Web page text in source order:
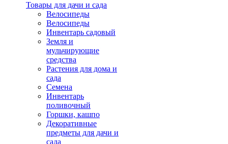
Товары для дачи и сада
Велосипеды
Велосипеды
Инвентарь садовый
Земля и
мульчирующие
средства
Растения для дома и
сада
Семена
Инвентарь
поливочный
Горшки, кашпо
Декоративные
предметы для дачи и
сада